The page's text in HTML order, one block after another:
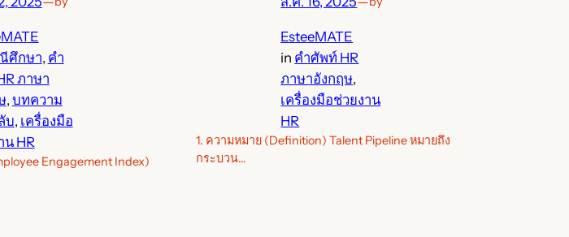
ศึกษา, คำ
ภาษา
, บทความ
บ, เครื่องมือ
น HR
Engagement Index)
EsteeMATE
in คำศัพท์ HR
ภาษาอังกฤษ
เครื่องมือช่วยงาน
HR
1. ความหมาย (Definition) Talent Pipeline หมายถึง
กระบวน…